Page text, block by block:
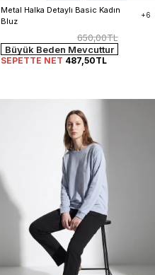
Metal Halka Detaylı Basic Kadın
Bluz
+6
650,00TL
Büyük Beden Mevcuttur
SEPETTE NET 487,50TL